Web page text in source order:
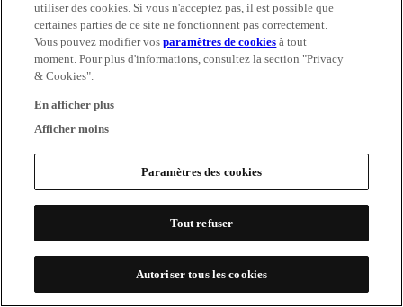
utiliser des cookies. Si vous n'acceptez pas, il est possible que
certaines parties de ce site ne fonctionnent pas correctement.
Vous pouvez modifier vosparamètres de cookies à tout
moment. Pour plus d'informations, consultez la section "Privacy
& Cookies".
En afficher plus
Afficher moins
Paramètres des cookies
Tout refuser
Autoriser tous les cookies